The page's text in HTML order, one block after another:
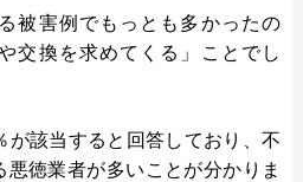
被害例でもっとも多かったの
交換を求めてくる」ことでし
が該当すると回答しており、不
徳業者が多いことが分かりま